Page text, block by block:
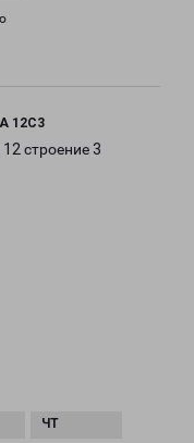
12С3
строение 3